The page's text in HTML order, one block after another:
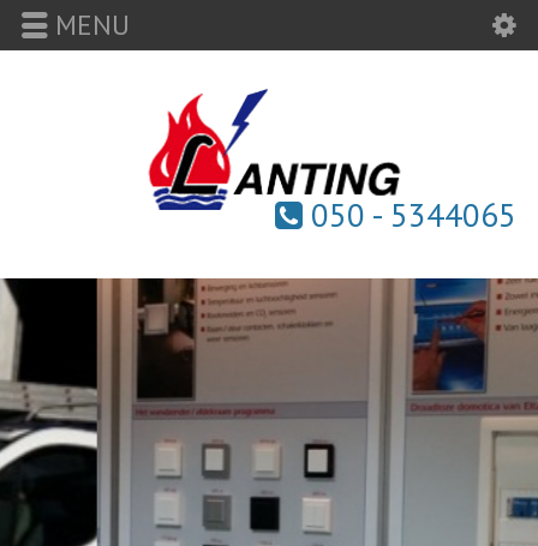
MENU
050 - 5344065